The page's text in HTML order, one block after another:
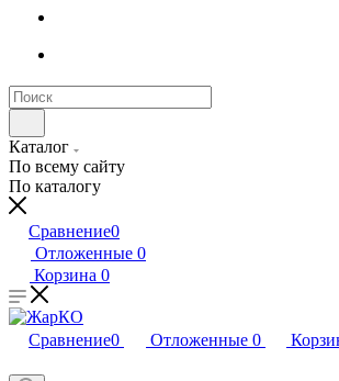
Каталог
По всему сайту
По каталогу
Сравнение0
Отложенные 0
Корзина 0
Сравнение0 Отложенные 0